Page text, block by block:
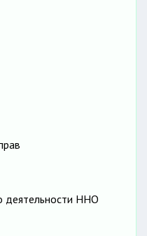
деятельности ННО